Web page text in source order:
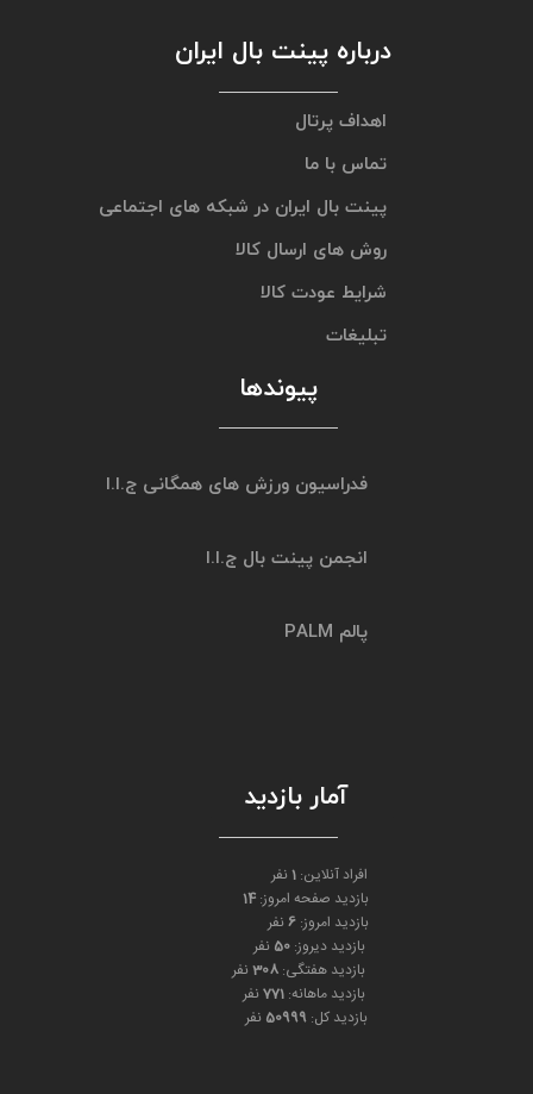
فدراسیون ورزش های همگانی ج.ا.ا
انجمن پینت بال ج.ا.ا
پالم PALM
پیوندها
اهداف پرتال
تماس با ما
پینت بال ایران در شبکه های اجتماعی
روش های ارسال کالا
شرایط عودت کالا
تبلیغات
درباره پینت بال ایران
آمار بازدید